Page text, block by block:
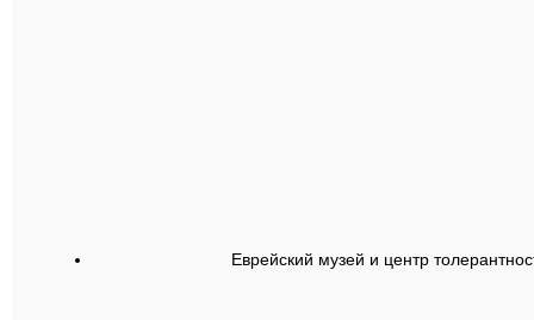
Еврейский музей и центр